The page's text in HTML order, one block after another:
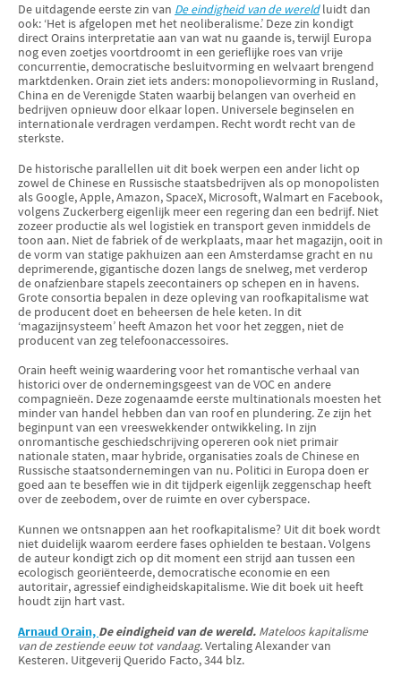
De uitdagende eerste zin van De eindigheid van de wereld luidt dan
ook: ‘Het is afgelopen met het neoliberalisme.’ Deze zin kondigt
direct Orains interpretatie aan van wat nu gaande is, terwijl Europa
nog even zoetjes voortdroomt in een gerieflijke roes van vrije
concurrentie, democratische besluitvorming en welvaart brengend
marktdenken. Orain ziet iets anders: monopolievorming in Rusland,
China en de Verenigde Staten waarbij belangen van overheid en
bedrijven opnieuw door elkaar lopen. Universele beginselen en
internationale verdragen verdampen. Recht wordt recht van de
sterkste.
De historische parallellen uit dit boek werpen een ander licht op
zowel de Chinese en Russische staatsbedrijven als op monopolisten
als Google, Apple, Amazon, SpaceX, Microsoft, Walmart en Facebook,
volgens Zuckerberg eigenlijk meer een regering dan een bedrijf. Niet
zozeer productie als wel logistiek en transport geven inmiddels de
toon aan. Niet de fabriek of de werkplaats, maar het magazijn, ooit in
de vorm van statige pakhuizen aan een Amsterdamse gracht en nu
deprimerende, gigantische dozen langs de snelweg, met verderop
de onafzienbare stapels zeecontainers op schepen en in havens.
Grote consortia bepalen in deze opleving van roofkapitalisme wat
de producent doet en beheersen de hele keten. In dit
‘magazijnsysteem’ heeft Amazon het voor het zeggen, niet de
producent van zeg telefoonaccessoires.
Orain heeft weinig waardering voor het romantische verhaal van
historici over de ondernemingsgeest van de VOC en andere
compagnieën. Deze zogenaamde eerste multinationals moesten het
minder van handel hebben dan van roof en plundering. Ze zijn het
beginpunt van een vreeswekkender ontwikkeling. In zijn
onromantische geschiedschrijving opereren ook niet primair
nationale staten, maar hybride, organisaties zoals de Chinese en
Russische staatsondernemingen van nu. Politici in Europa doen er
goed aan te beseffen wie in dit tijdperk eigenlijk zeggenschap heeft
over de zeebodem, over de ruimte en over cyberspace.
Kunnen we ontsnappen aan het roofkapitalisme? Uit dit boek wordt
niet duidelijk waarom eerdere fases ophielden te bestaan. Volgens
de auteur kondigt zich op dit moment een strijd aan tussen een
ecologisch georiënteerde, democratische economie en een
autoritair, agressief eindigheidskapitalisme. Wie dit boek uit heeft
houdt zijn hart vast.
Arnaud Orain, De eindigheid van de wereld. Mateloos kapitalisme
van de zestiende eeuw tot vandaag. Vertaling Alexander van
Kesteren. Uitgeverij Querido Facto, 344 blz.